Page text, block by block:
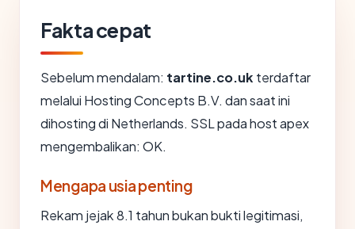
Fakta cepat
Sebelum mendalam: tartine.co.uk terdaftar
melalui Hosting Concepts B.V. dan saat ini
dihosting di Netherlands. SSL pada host apex
mengembalikan: OK.
Mengapa usia penting
Rekam jejak 8.1 tahun bukan bukti legitimasi,